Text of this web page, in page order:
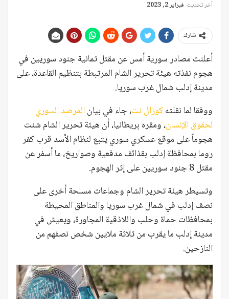
آخر تحديث فبراير 2, 2023
شارك
أعلنت مصادر سورية أمس عن مقتل ثمانية جنود سوريين في
هجوم نفذته هيئة تحرير الشام المرتبطة بتنظيم القاعدة، على
مدينة إدلب شمال غرب سوريا.
ووفقا لما نقلتهكوزال نت، جاء في بيانالمرصد السوري
لحقوق الإنسان، ومقره بريطانيا، أن هيئة تحرير الشام شنت
هجوماً على موقع عسكري سوري يتبع لنظام الأسد قرب كفر
روما بمحافظة إدلب بقذائف مدفعية وصواريخ، ما أسفر عن
مقتل 8 جنود سوريين على إثر الهجوم.
وتسيطر هيئة تحرير الشام وجماعات مسلحة أخرى على
نصف إدلب في شمال غرب سوريا والمناطق المحيطة
بمحافظات حماة وحلب واللاذقية المجاورة، ويعيش في
مدينة إدلب ما يقرب من ثلاثة ملايين شخص نصفهم من
النازحين.